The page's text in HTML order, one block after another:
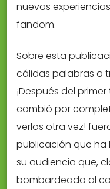
nuevas
fandom.
Sobre esta
cálidas palabras a
¡Después del
cambió por
verlos otra vez!
publicación que ha
su audiencia que,
bombardeado al